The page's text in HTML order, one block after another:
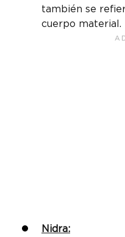
también se
cuerpo material.
Nidra: